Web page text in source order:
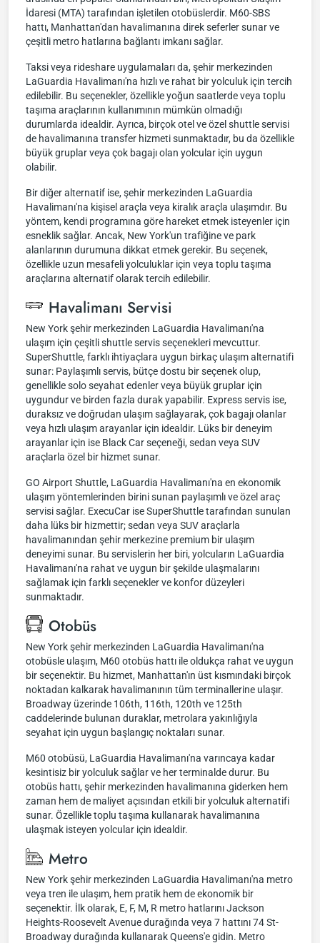
İdaresi (MTA) tarafından işletilen otobüslerdir. M60-SBS
hattı, Manhattan'dan havalimanına direk seferler sunar ve
çeşitli metro hatlarına bağlantı imkanı sağlar.
Taksi veya rideshare uygulamaları da, şehir merkezinden
LaGuardia Havalimanı'na hızlı ve rahat bir yolculuk için tercih
edilebilir. Bu seçenekler, özellikle yoğun saatlerde veya toplu
taşıma araçlarının kullanımının mümkün olmadığı
durumlarda idealdir. Ayrıca, birçok otel ve özel shuttle servisi
de havalimanına transfer hizmeti sunmaktadır, bu da özellikle
büyük gruplar veya çok bagajı olan yolcular için uygun
olabilir.
Bir diğer alternatif ise, şehir merkezinden LaGuardia
Havalimanı'na kişisel araçla veya kiralık araçla ulaşımdır. Bu
yöntem, kendi programına göre hareket etmek isteyenler için
esneklik sağlar. Ancak, New York'un trafiğine ve park
alanlarının durumuna dikkat etmek gerekir. Bu seçenek,
özellikle uzun mesafeli yolculuklar için veya toplu taşıma
araçlarına alternatif olarak tercih edilebilir.
Havalimanı Servisi
New York şehir merkezinden LaGuardia Havalimanı'na
ulaşım için çeşitli shuttle servis seçenekleri mevcuttur.
SuperShuttle, farklı ihtiyaçlara uygun birkaç ulaşım alternatifi
sunar: Paylaşımlı servis, bütçe dostu bir seçenek olup,
genellikle solo seyahat edenler veya büyük gruplar için
uygundur ve birden fazla durak yapabilir. Express servis ise,
duraksız ve doğrudan ulaşım sağlayarak, çok bagajı olanlar
veya hızlı ulaşım arayanlar için idealdir. Lüks bir deneyim
arayanlar için ise Black Car seçeneği, sedan veya SUV
araçlarla özel bir hizmet sunar.
GO Airport Shuttle, LaGuardia Havalimanı'na en ekonomik
ulaşım yöntemlerinden birini sunan paylaşımlı ve özel araç
servisi sağlar. ExecuCar ise SuperShuttle tarafından sunulan
daha lüks bir hizmettir; sedan veya SUV araçlarla
havalimanından şehir merkezine premium bir ulaşım
deneyimi sunar. Bu servislerin her biri, yolcuların LaGuardia
Havalimanı'na rahat ve uygun bir şekilde ulaşmalarını
sağlamak için farklı seçenekler ve konfor düzeyleri
sunmaktadır.
Otobüs
New York şehir merkezinden LaGuardia Havalimanı'na
otobüsle ulaşım, M60 otobüs hattı ile oldukça rahat ve uygun
bir seçenektir. Bu hizmet, Manhattan'ın üst kısmındaki birçok
noktadan kalkarak havalimanının tüm terminallerine ulaşır.
Broadway üzerinde 106th, 116th, 120th ve 125th
caddelerinde bulunan duraklar, metrolara yakınlığıyla
seyahat için uygun başlangıç noktaları sunar.
M60 otobüsü, LaGuardia Havalimanı'na varıncaya kadar
kesintisiz bir yolculuk sağlar ve her terminalde durur. Bu
otobüs hattı, şehir merkezinden havalimanına giderken hem
zaman hem de maliyet açısından etkili bir yolculuk alternatifi
sunar. Özellikle toplu taşıma kullanarak havalimanına
ulaşmak isteyen yolcular için idealdir.
Metro
New York şehir merkezinden LaGuardia Havalimanı'na metro
veya tren ile ulaşım, hem pratik hem de ekonomik bir
seçenektir. İlk olarak, E, F, M, R metro hatlarını Jackson
Heights-Roosevelt Avenue durağında veya 7 hattını 74 St-
Broadway durağında kullanarak Queens'e gidin. Metro